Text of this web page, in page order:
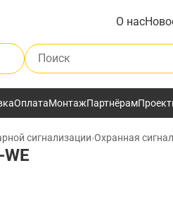
О нас
Поиск по каталогу
ОплатаМонтажПартнёрам
сигнализации›Охранная